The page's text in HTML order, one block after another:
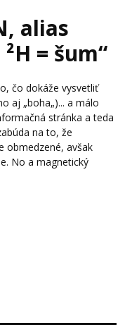
alias
= šum“
čo dokáže vysvetliť
aj „boha„)... a málo
stránka a teda
na to, že
obmedzené, avšak
No a magnetický